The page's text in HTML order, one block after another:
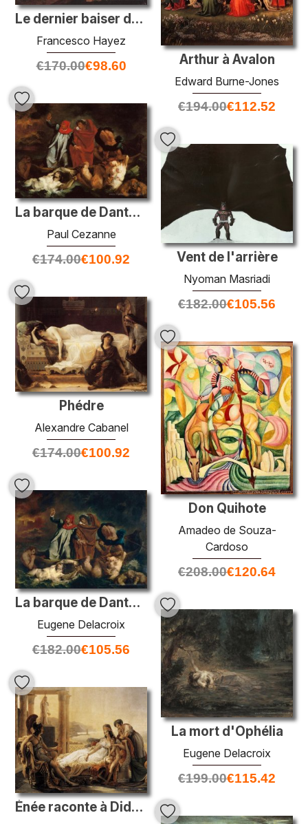
Le dernier baiser de Roméo et Juliette
Francesco Hayez
€170.00€98.60 Arthur à Avalon
Edward Burne-Jones
€194.00€112.52
La barque de Dante (après Delacroix)
Paul Cezanne
€174.00€100.92 Vent de l'arrière
Nyoman Masriadi
€182.00€105.56
Phédre
Alexandre Cabanel
€174.00€100.92
Don Quihote
Amadeo de Souza-
Cardoso
€208.00€120.64
La barque de Dante (Dante et Virgile dans les enfers)
Eugene Delacroix
€182.00€105.56
La mort d'Ophélia
Eugene Delacroix
€199.00€115.42
Énée raconte à Dido les malheurs de la ville de Troie